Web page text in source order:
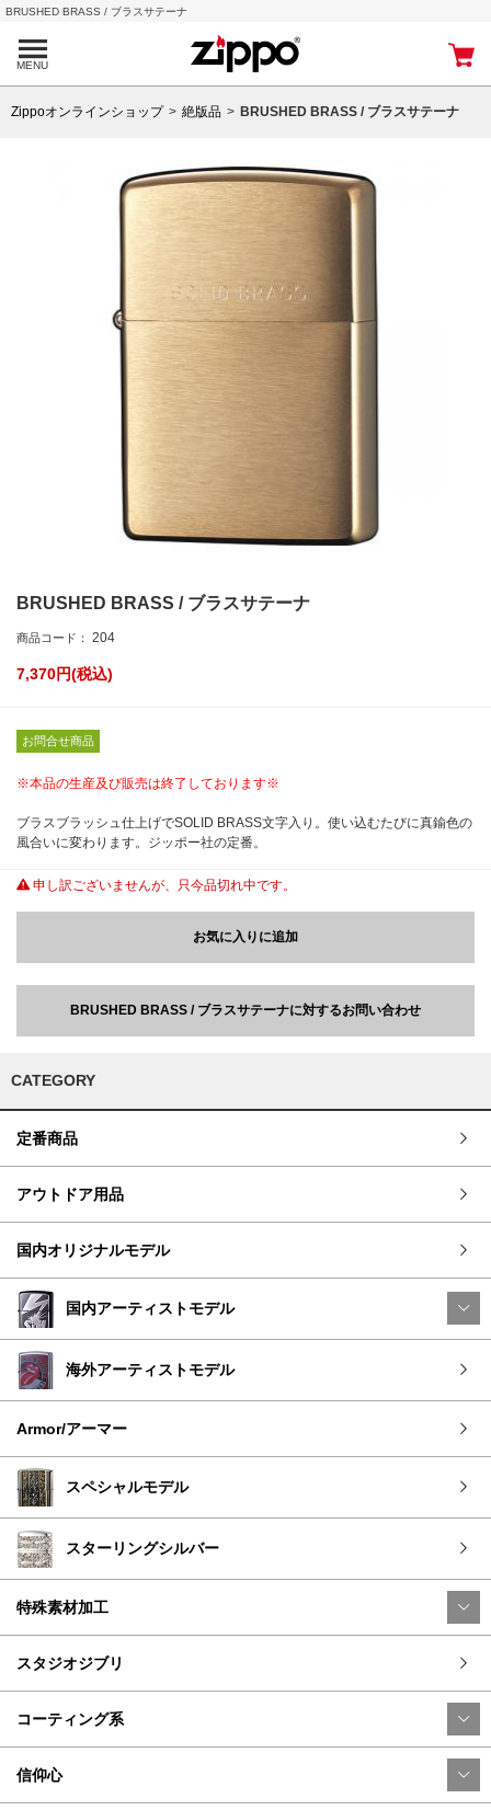
BRUSHED BRASS / ブラスサテーナ
MENU
Zippoオンラインショップ 絶版品 BRUSHED BRASS / ブラスサテーナ
BRUSHED BRASS / ブラスサテーナ
商品コード： 204
7,370円(税込)
お問合せ商品
※本品の生産及び販売は終了しております※
ブラスブラッシュ仕上げでSOLID BRASS文字入り。使い込むたびに真鍮色の
風合いに変わります。ジッポー社の定番。
申し訳ございませんが、只今品切れ中です。
お気に入りに追加
BRUSHED BRASS / ブラスサテーナに対するお問い合わせ
CATEGORY
定番商品
アウトドア用品
国内オリジナルモデル
国内アーティストモデル
海外アーティストモデル
Armor/アーマー
スペシャルモデル
スターリングシルバー
特殊素材加工
スタジオジブリ
コーティング系
信仰心